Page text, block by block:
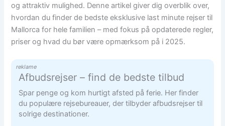
og attraktiv mulighed. Denne artikel giver dig overblik over,
hvordan du finder de bedste eksklusive last minute rejser til
Mallorca for hele familien – med fokus på opdaterede regler,
priser og hvad du bør være opmærksom på i 2025.
reklame
Afbudsrejser – find de bedste tilbud
Spar penge og kom hurtigt afsted på ferie. Her finder
du populære rejsebureauer, der tilbyder afbudsrejser til
solrige destinationer.